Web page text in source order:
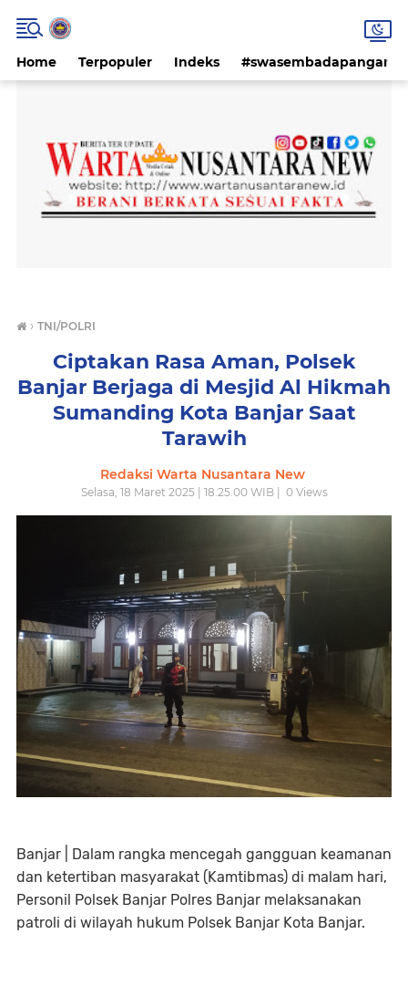
Home Terpopuler Indeks #swasembadapangan
› TNI/POLRI
Ciptakan Rasa Aman, Polsek
Banjar Berjaga di Mesjid Al Hikmah
Sumanding Kota Banjar Saat
Tarawih
Redaksi Warta Nusantara New
Selasa, 18 Maret 2025 | 18.25.00 WIB | 0Views
Banjar | Dalam rangka mencegah gangguan keamanan
dan ketertiban masyarakat (Kamtibmas) di malam hari,
Personil Polsek Banjar Polres Banjar melaksanakan
patroli di wilayah hukum Polsek Banjar Kota Banjar.